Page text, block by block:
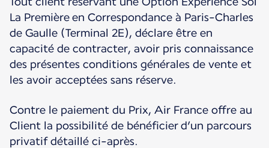
La Première en Correspondance à Paris-Charles
de Gaulle (Terminal 2E), déclare être en
capacité de contracter, avoir pris connaissance
des présentes conditions générales de vente et
les avoir acceptées sans réserve.
Contre le paiement du Prix, Air France offre au
Client la possibilité de bénéficier d’un parcours
privatif détaillé ci-après.